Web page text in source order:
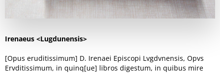
Irenaeus <Lugdunensis>
[Opus eruditissimum] D. Irenaei Episcopi Lvgdvnensis, Opvs
Ervditissimum, in quinq[ue] libros digestum, in quibus mire